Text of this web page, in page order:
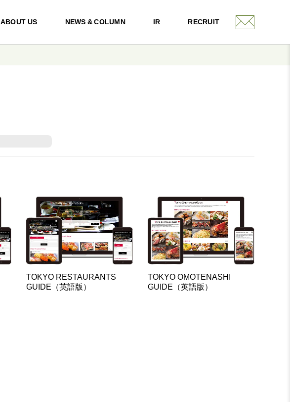
ABOUT US NEWS & COLUMN IR RECRUIT
TOKYO RESTAURANTS
GUIDE（英語版）
TOKYO OMOTENASHI
GUIDE（英語版）